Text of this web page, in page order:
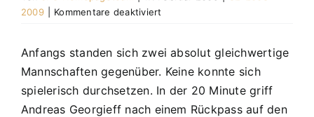
2009
Kommentare deaktiviert
vs
SG
VfV/BSC
Regensburg
Anfangs standen sich zwei absolut gleichwertige
Mannschaften gegenüber. Keine konnte sich
spielerisch durchsetzen. In der 20 Minute griff
Andreas Georgieff nach einem Rückpass auf den